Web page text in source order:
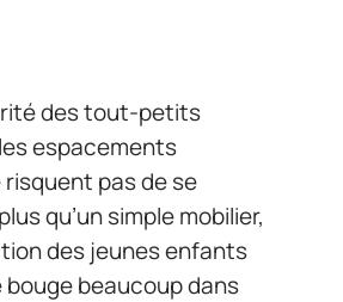
des tout-petits
espacements
pas de se
qu’un simple mobilier,
des jeunes enfants
beaucoup dans